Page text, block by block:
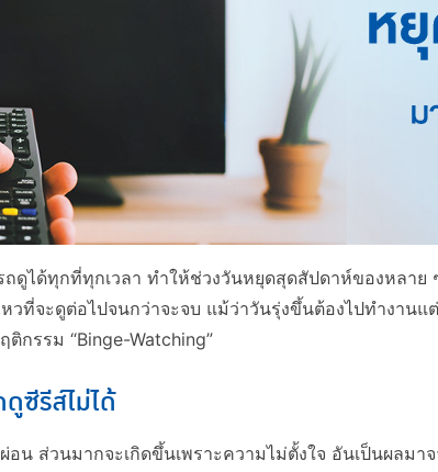
ได้ทุกที่ทุกเวลา ทำให้ช่วงวันหยุดสุดสัปดาห์ของหลาย
วที่จะดูต่อไปจนกว่าจะจบ แม้ว่าวันรุ่งขึ้นต้องไปทำงาน
กรรม “Binge-Watching”
ซีรีส์ไม่ได้
อน ส่วนมากจะเกิดขึ้นเพราะความไม่ตั้งใจ อันเป็นผลม